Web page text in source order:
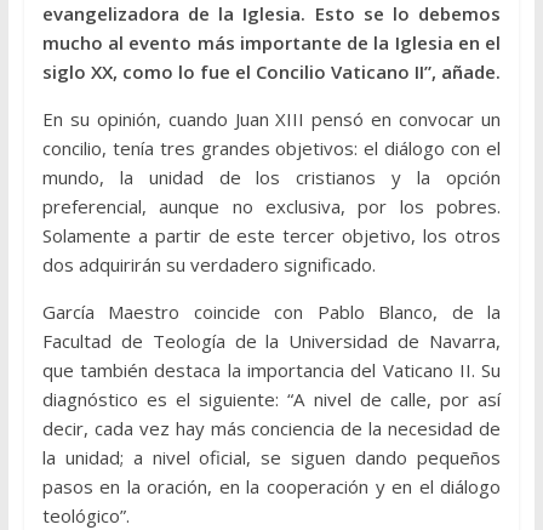
evangelizadora de la Iglesia. Esto se lo debemos
mucho al evento más importante de la Iglesia en el
siglo XX, como lo fue el Concilio Vaticano II”, añade.
En su opinión, cuando Juan XIII pensó en convocar un
concilio, tenía tres grandes objetivos: el diálogo con el
mundo, la unidad de los cristianos y la opción
preferencial, aunque no exclusiva, por los pobres.
Solamente a partir de este tercer objetivo, los otros
dos adquirirán su verdadero significado.
García Maestro coincide con Pablo Blanco, de la
Facultad de Teología de la Universidad de Navarra,
que también destaca la importancia del Vaticano II. Su
diagnóstico es el siguiente: “A nivel de calle, por así
decir, cada vez hay más conciencia de la necesidad de
la unidad; a nivel oficial, se siguen dando pequeños
pasos en la oración, en la cooperación y en el diálogo
teológico”.